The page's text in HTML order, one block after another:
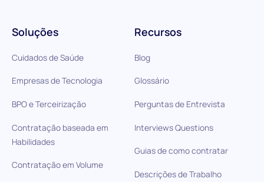
Soluções
Cuidados de Saúde
Empresas de Tecnologia
BPO e Terceirização
Contratação baseada em
Habilidades
Contratação em Volume
Recursos
Blog
Glossário
Perguntas de Entrevista
Interviews Questions
Guias de como contratar
Descrições de Trabalho